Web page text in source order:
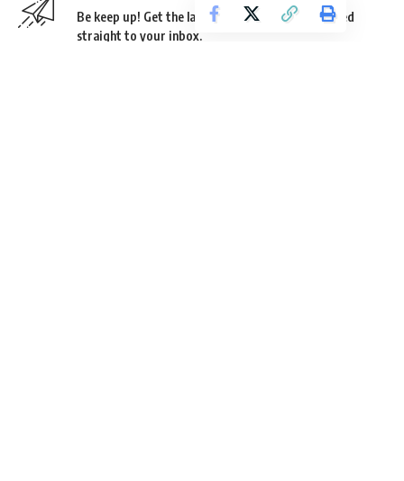
Be keep up! Get the latest breaking news delivered
straight to your inbox.